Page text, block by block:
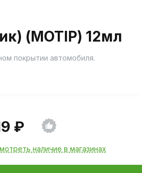
(MOTIP) 12мл
покрытии автомобиля.
₽
наличие в магазинах